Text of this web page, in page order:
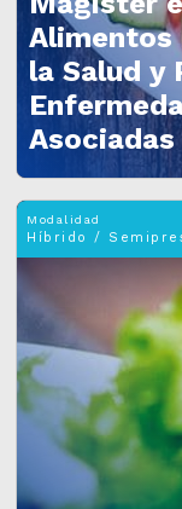
Alimentos
la Salud y
Modalidad
Híbrido /